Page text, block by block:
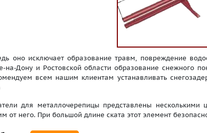
оно исключает образование травм, повреждение
на-Дону и Ростовской области образование снежного
всем нашим клиентам устанавливать
для металлочерепицы представлены
от него. При большой длине ската этот элемент